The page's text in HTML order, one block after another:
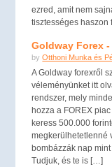
ezred, amit nem
tisztességes
Goldway Forex
byOtthoni Munka és
A Goldway forexről
véleményünket itt
rendszer, mely
hozza a FOREX
keress 500.000
megkerülhetetlenné
bombázzák nap
Tudjuk, és te is […]